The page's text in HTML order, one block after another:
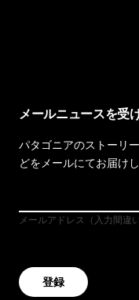
メールニュースを受
パタゴニアのストーリ
どをメールにてお届けし
メールアドレス（入力間違
登録